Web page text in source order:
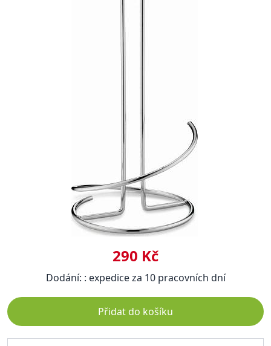
290 Kč
Dodání: : expedice za 10 pracovních dní
Přidat do košíku